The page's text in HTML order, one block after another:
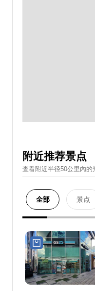
附近推荐景点
查看附近半径50公里內的
全部 景点